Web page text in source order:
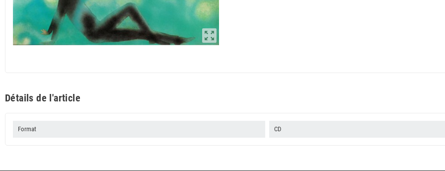
zoom_out_map
Détails de l'article
Format CD